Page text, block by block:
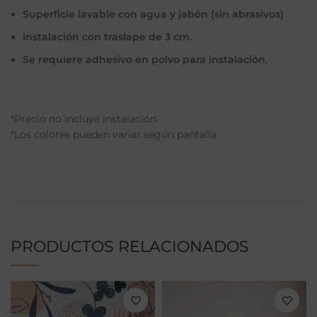
Superficie lavable con agua y jabón (sin abrasivos)
Instalación con traslape de 3 cm.
Se requiere adhesivo en polvo para instalación.
*Precio no incluye instalación
*Los colores pueden variar según pantalla
PRODUCTOS RELACIONADOS